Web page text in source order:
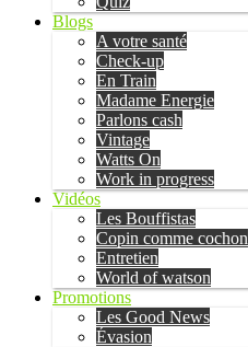
Blogs
A votre santé
Check-up
En Train
Madame Energie
Parlons cash
Vintage
Watts On
Work in progress
Vidéos
Les Bouffistas
Copin comme cochon
Entretien
World of watson
Promotions
Les Good News
Évasion